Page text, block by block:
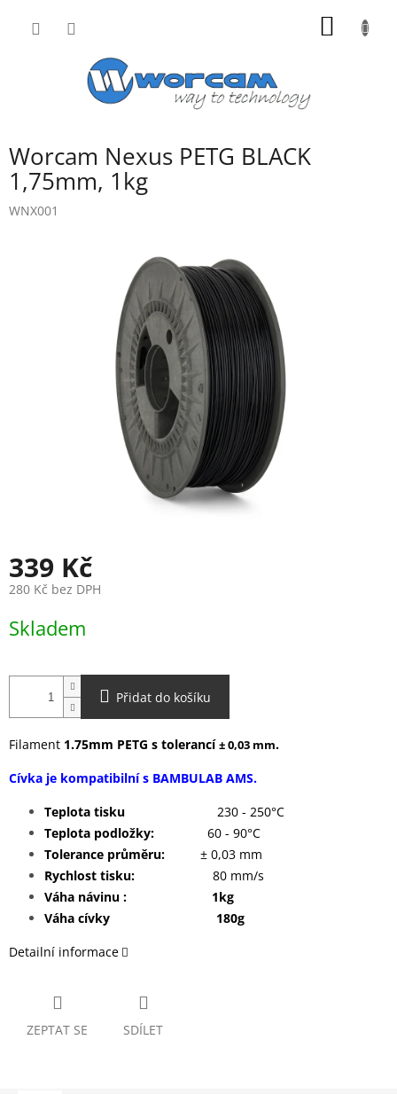
Worcam Nexus PETG BLACK
1,75mm, 1kg
WNX001
339 Kč
280 Kč bez DPH
cena:
Skladem
Přidat do košíku
Filament 1.75mm PETG s tolerancí± 0,03 mm.
Cívka je kompatibilní s BAMBULAB AMS.
Teplota tisku 230 - 250°C
Teplota podložky:
60 - 90°C
Tolerance průměru:
± 0,03 mm
Rychlost tisku:
80 mm/s
Váha návinu : 1kg
Váha cívky 180g
Detailní informace
ZEPTAT SE SDÍLET